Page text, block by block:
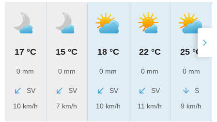
17 °C
0 mm
SV
10 km/h
15 °C
0 mm
SV
7 km/h
18 °C
0 mm
SV
10 km/h
22 °C
0 mm
SV
11 km/h
25 °C
0 mm
S
9 km/h